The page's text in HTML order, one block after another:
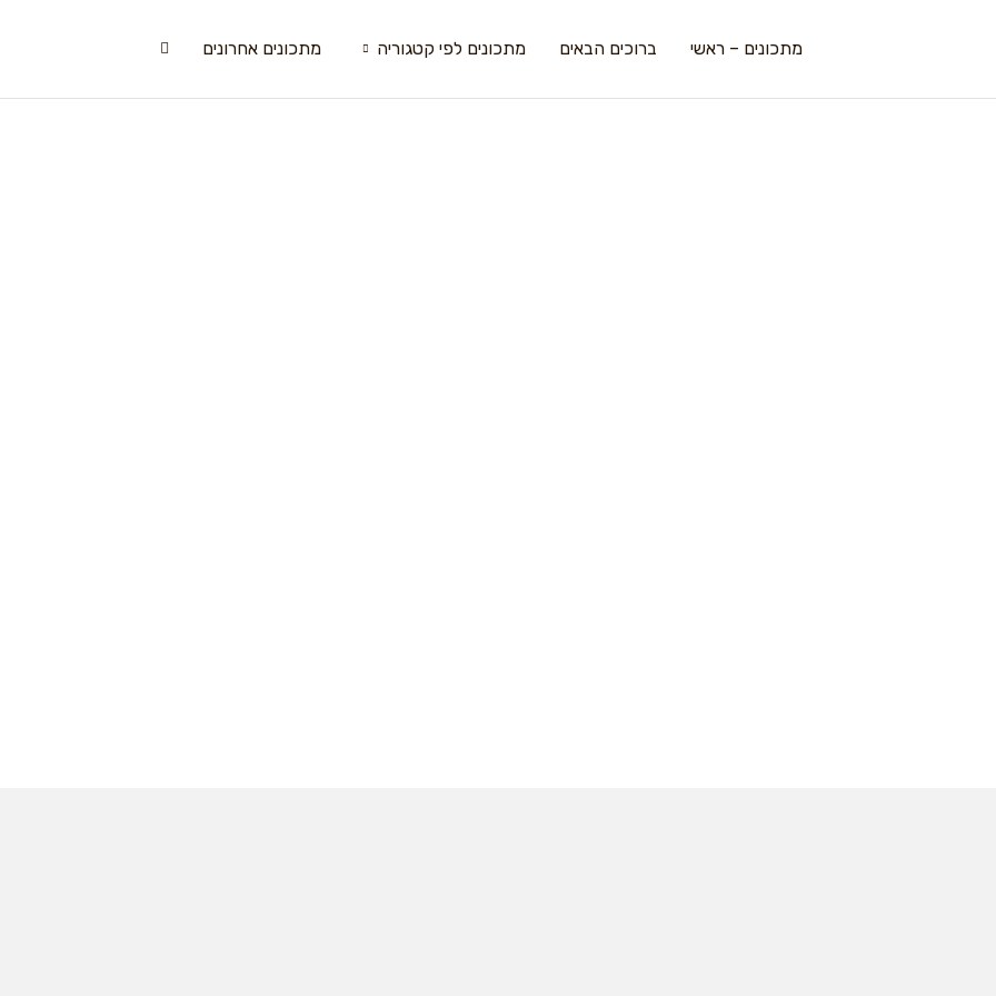
מתכונים – ראשי ברוכים הבאים מתכונים לפי קטגוריה מתכונים אחרונים